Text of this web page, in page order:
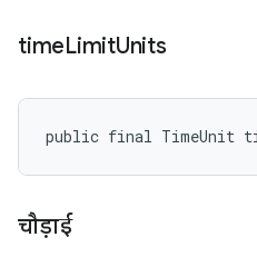
timeLimitUnits
public final TimeUnit
चौड़ाई